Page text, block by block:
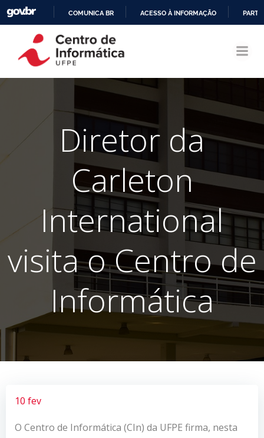
CONTEÚDO
COMUNICA BR ACESSO À INFORMAÇÃO
Diretor da
Carleton
International
visita o Centro de
Informática
10 fev
O Centro de Informática (CIn) da UFPE firma, nesta